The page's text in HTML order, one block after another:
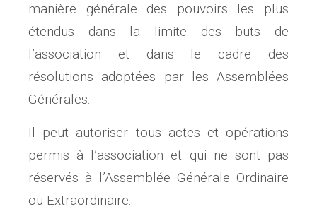
manière générale des pouvoirs les plus
étendus dans la limite des buts de
l’association et dans le cadre des
résolutions adoptées par les Assemblées
Générales.
Il peut autoriser tous actes et opérations
permis à l’association et qui ne sont pas
réservés à l’Assemblée Gé­nérale Ordinaire
ou Extraordinaire.